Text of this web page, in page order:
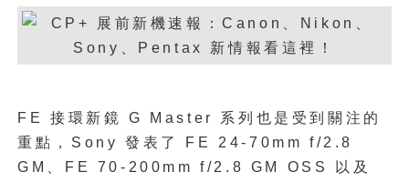
FE 接環新鏡 G Master 系列也是受到關注的
重點，Sony 發表了 FE 24-70mm f/2.8
GM、FE 70-200mm f/2.8 GM OSS 以及